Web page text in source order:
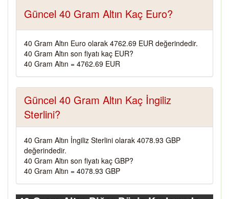
Güncel 40 Gram Altın Kaç Euro?
40 Gram Altın Euro olarak 4762.69 EUR değerindedir.
40 Gram Altın son fiyatı kaç EUR?
40 Gram Altın = 4762.69 EUR
Güncel 40 Gram Altın Kaç İngiliz
Sterlini?
40 Gram Altın İngiliz Sterlini olarak 4078.93 GBP
değerindedir.
40 Gram Altın son fiyatı kaç GBP?
40 Gram Altın = 4078.93 GBP